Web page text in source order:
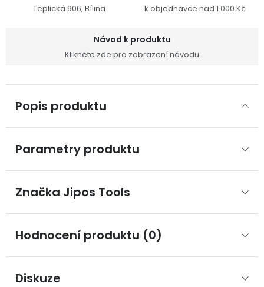
Teplická 906, Bílina k objednávce nad 1 000 Kč
Návod k produktu
Klikněte zde pro zobrazení návodu
Popis produktu
Parametry produktu
Značka Jipos Tools
Hodnocení produktu (0)
Diskuze